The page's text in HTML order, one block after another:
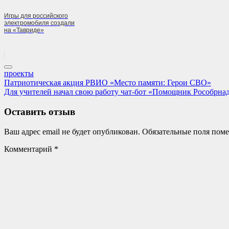
Игры для российского
электромобиля создали
на «Тавриде»
проекты
Навигация
по
записям
Previous
Post:
Патриотическая акция РВИО «Место памяти: Герои СВО»
Next
Для учителей начал свою работу чат-бот «Помощник
Оставить отзыв
Ваш адрес email не будет опубликован. Обязательные поля
Комментарий *